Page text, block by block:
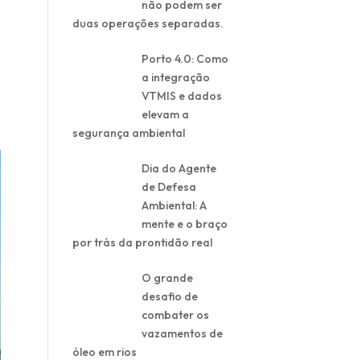
não podem ser
duas operações separadas.
Porto 4.0: Como
a integração
VTMIS e dados
elevam a
segurança ambiental
Dia do Agente
de Defesa
Ambiental: A
mente e o braço
por trás da prontidão real
O grande
desafio de
combater os
vazamentos de
óleo em rios